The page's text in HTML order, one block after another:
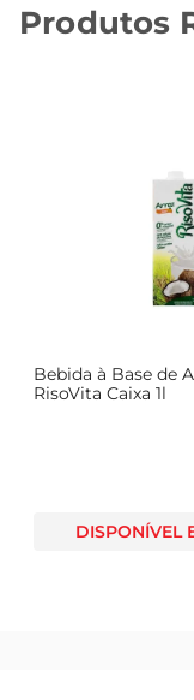
Produtos
Bebida à Base de
RisoVita Caixa 1l
DISPONÍVEL